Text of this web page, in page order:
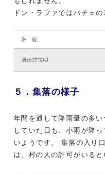
ドン・ラファではパチェの
５．集落の様子
年間を通して降雨量の多
していた日も、小雨が降
いようです。 集落の入り
は、村の人の許可がいると